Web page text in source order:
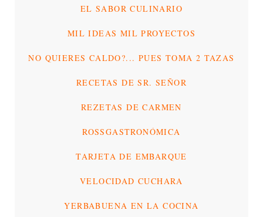
EL SABOR CULINARIO
MIL IDEAS MIL PROYECTOS
NO QUIERES CALDO?... PUES TOMA 2 TAZAS
RECETAS DE SR. SEÑOR
REZETAS DE CARMEN
ROSSGASTRONÓMICA
TARJETA DE EMBARQUE
VELOCIDAD CUCHARA
YERBABUENA EN LA COCINA